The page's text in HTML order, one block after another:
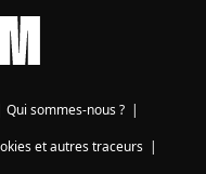
Qui sommes-nous ? |
et autres traceurs|